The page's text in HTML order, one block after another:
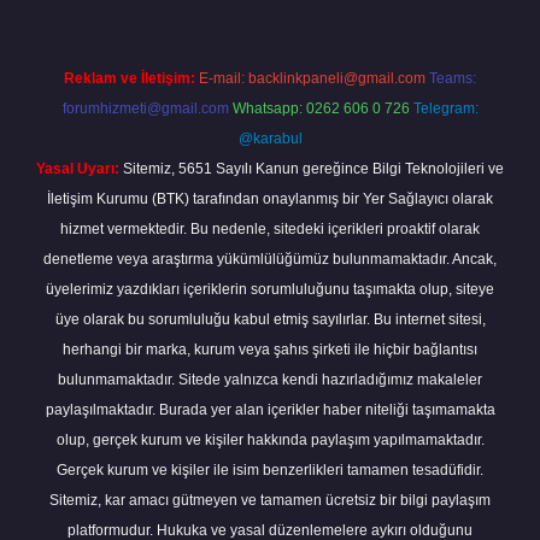
Reklam ve İletişim: E-mail: backlinkpaneli@gmail.com Teams:
forumhizmeti@gmail.com Whatsapp: 0262 606 0 726 Telegram:
@karabul
Yasal Uyarı: Sitemiz, 5651 Sayılı Kanun gereğince Bilgi Teknolojileri ve
İletişim Kurumu (BTK) tarafından onaylanmış bir Yer Sağlayıcı olarak
hizmet vermektedir. Bu nedenle, sitedeki içerikleri proaktif olarak
denetleme veya araştırma yükümlülüğümüz bulunmamaktadır. Ancak,
üyelerimiz yazdıkları içeriklerin sorumluluğunu taşımakta olup, siteye
üye olarak bu sorumluluğu kabul etmiş sayılırlar. Bu internet sitesi,
herhangi bir marka, kurum veya şahıs şirketi ile hiçbir bağlantısı
bulunmamaktadır. Sitede yalnızca kendi hazırladığımız makaleler
paylaşılmaktadır. Burada yer alan içerikler haber niteliği taşımamakta
olup, gerçek kurum ve kişiler hakkında paylaşım yapılmamaktadır.
Gerçek kurum ve kişiler ile isim benzerlikleri tamamen tesadüfidir.
Sitemiz, kar amacı gütmeyen ve tamamen ücretsiz bir bilgi paylaşım
platformudur. Hukuka ve yasal düzenlemelere aykırı olduğunu